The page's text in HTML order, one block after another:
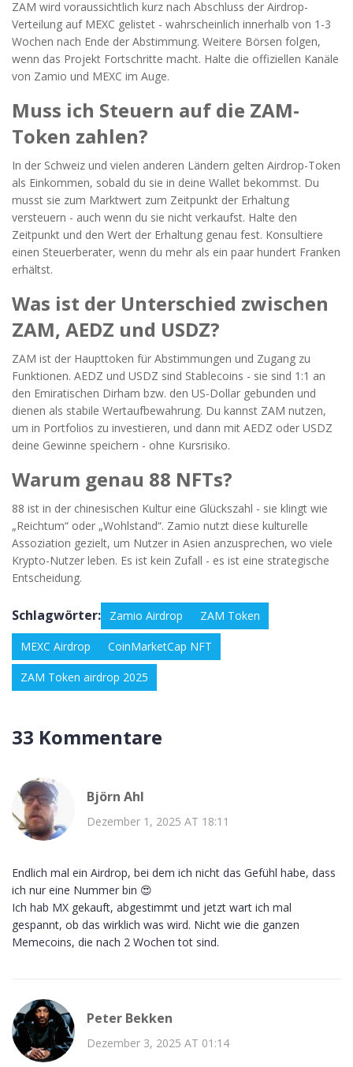
ZAM wird voraussichtlich kurz nach Abschluss der Airdrop-
Verteilung auf MEXC gelistet - wahrscheinlich innerhalb von 1-3
Wochen nach Ende der Abstimmung. Weitere Börsen folgen,
wenn das Projekt Fortschritte macht. Halte die offiziellen Kanäle
von Zamio und MEXC im Auge.
Muss ich Steuern auf die ZAM-
Token zahlen?
In der Schweiz und vielen anderen Ländern gelten Airdrop-Token
als Einkommen, sobald du sie in deine Wallet bekommst. Du
musst sie zum Marktwert zum Zeitpunkt der Erhaltung
versteuern - auch wenn du sie nicht verkaufst. Halte den
Zeitpunkt und den Wert der Erhaltung genau fest. Konsultiere
einen Steuerberater, wenn du mehr als ein paar hundert Franken
erhältst.
Was ist der Unterschied zwischen
ZAM, AEDZ und USDZ?
ZAM ist der Haupttoken für Abstimmungen und Zugang zu
Funktionen. AEDZ und USDZ sind Stablecoins - sie sind 1:1 an
den Emiratischen Dirham bzw. den US-Dollar gebunden und
dienen als stabile Wertaufbewahrung. Du kannst ZAM nutzen,
um in Portfolios zu investieren, und dann mit AEDZ oder USDZ
deine Gewinne speichern - ohne Kursrisiko.
Warum genau 88 NFTs?
88 ist in der chinesischen Kultur eine Glückszahl - sie klingt wie
„Reichtum“ oder „Wohlstand“. Zamio nutzt diese kulturelle
Assoziation gezielt, um Nutzer in Asien anzusprechen, wo viele
Krypto-Nutzer leben. Es ist kein Zufall - es ist eine strategische
Entscheidung.
Schlagwörter: Zamio Airdrop ZAM Token
MEXC Airdrop CoinMarketCap NFT
ZAM Token airdrop 2025
33 Kommentare
Björn Ahl
Dezember 1, 2025 AT 18:11
Endlich mal ein Airdrop, bei dem ich nicht das Gefühl habe, dass
ich nur eine Nummer bin 😍
Ich hab MX gekauft, abgestimmt und jetzt wart ich mal
gespannt, ob das wirklich was wird. Nicht wie die ganzen
Memecoins, die nach 2 Wochen tot sind.
Peter Bekken
Dezember 3, 2025 AT 01:14